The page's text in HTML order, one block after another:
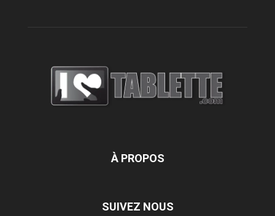
À PROPOS
SUIVEZ NOUS